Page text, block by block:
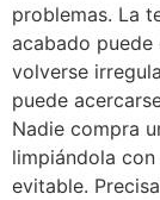
problemas. La
acabado
volverse
puede
Nadie compra
limpiándola
evitable.